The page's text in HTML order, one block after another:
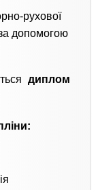
рухової
допомогою
диплом